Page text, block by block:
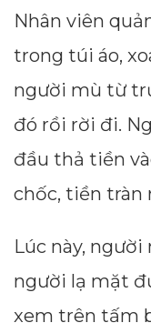
Nhân viên
trong túi áo,
người mù từ
đó rồi rời đi.
đầu thả tiền
chốc, tiền tràn
Lúc này,
người lạ mặt
xem trên tấm